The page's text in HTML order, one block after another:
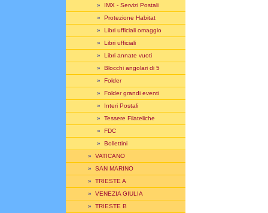
» IMX - Servizi Postali
» Protezione Habitat
» Libri ufficiali omaggio
» Libri ufficiali
» Libri annate vuoti
» Blocchi angolari di 5
» Folder
» Folder grandi eventi
» Interi Postali
» Tessere Filateliche
» FDC
» Bollettini
» VATICANO
» SAN MARINO
» TRIESTE A
» VENEZIA GIULIA
» TRIESTE B